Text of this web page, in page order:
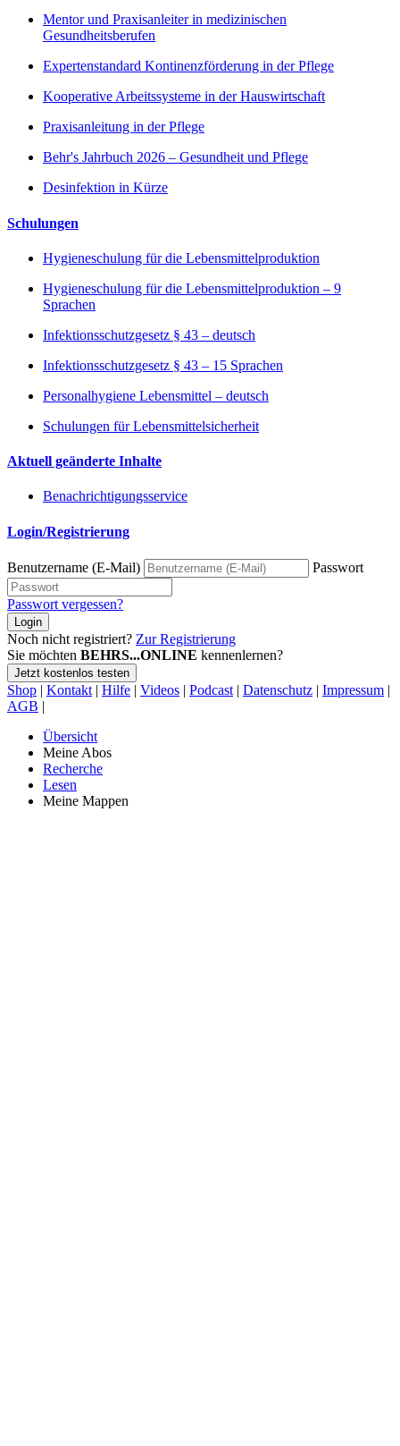
Mentor und Praxisanleiter in medizinischen
Gesundheitsberufen
Expertenstandard Kontinenzförderung in der Pflege
Kooperative Arbeitssysteme in der Hauswirtschaft
Praxisanleitung in der Pflege
Behr's Jahrbuch 2026 – Gesundheit und Pflege
Desinfektion in Kürze
Schulungen
Hygieneschulung für die Lebensmittelproduktion
Hygieneschulung für die Lebensmittelproduktion – 9
Sprachen
Infektionsschutzgesetz § 43 – deutsch
Infektionsschutzgesetz § 43 – 15 Sprachen
Personalhygiene Lebensmittel – deutsch
Schulungen für Lebensmittelsicherheit
Aktuell geänderte Inhalte
Benachrichtigungsservice
Login/Registrierung
Benutzername (E-Mail) Passwort
Passwort vergessen?
Login
Noch nicht registriert? Zur Registrierung
Sie möchten BEHRS...ONLINE kennenlernen?
Jetzt kostenlos testen
Shop | Kontakt | Hilfe | Videos | Podcast | Datenschutz | Impressum |
AGB |
Übersicht
Meine Abos
Recherche
Lesen
Meine Mappen